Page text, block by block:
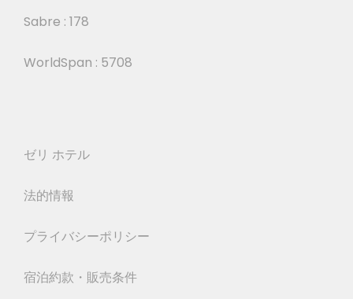
Sabre : 178
WorldSpan : 5708
ゼリ ホテル
法的情報
プライバシーポリシー
宿泊約款・販売条件